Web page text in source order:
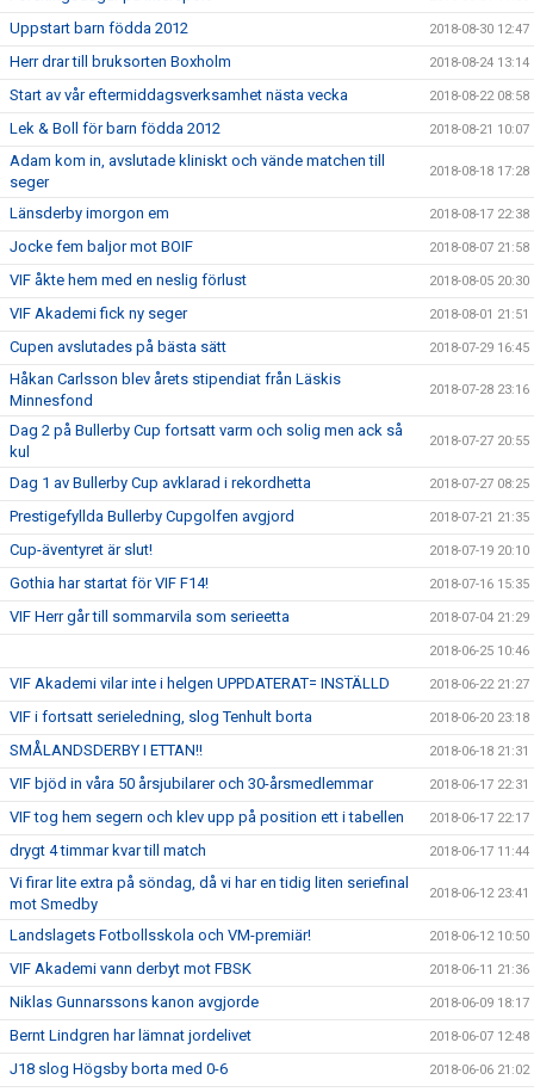
Uppstart barn födda 2012 2018-08-30 12:47
Herr drar till bruksorten Boxholm 2018-08-24 13:14
Start av vår eftermiddagsverksamhet nästa vecka 2018-08-22 08:58
Lek & Boll för barn födda 2012 2018-08-21 10:07
Adam kom in, avslutade kliniskt och vände matchen till
seger
2018-08-18 17:28
Länsderby imorgon em 2018-08-17 22:38
Jocke fem baljor mot BOIF 2018-08-07 21:58
VIF åkte hem med en neslig förlust 2018-08-05 20:30
VIF Akademi fick ny seger 2018-08-01 21:51
Cupen avslutades på bästa sätt 2018-07-29 16:45
Håkan Carlsson blev årets stipendiat från Läskis
Minnesfond
2018-07-28 23:16
Dag 2 på Bullerby Cup fortsatt varm och solig men ack så
kul
2018-07-27 20:55
Dag 1 av Bullerby Cup avklarad i rekordhetta 2018-07-27 08:25
Prestigefyllda Bullerby Cupgolfen avgjord 2018-07-21 21:35
Cup-äventyret är slut! 2018-07-19 20:10
Gothia har startat för VIF F14! 2018-07-16 15:35
VIF Herr går till sommarvila som serieetta 2018-07-04 21:29
2018-06-25 10:46
VIF Akademi vilar inte i helgen UPPDATERAT= INSTÄLLD 2018-06-22 21:27
VIF i fortsatt serieledning, slog Tenhult borta 2018-06-20 23:18
SMÅLANDSDERBY I ETTAN!! 2018-06-18 21:31
VIF bjöd in våra 50 årsjubilarer och 30-årsmedlemmar 2018-06-17 22:31
VIF tog hem segern och klev upp på position ett i tabellen 2018-06-17 22:17
drygt 4 timmar kvar till match 2018-06-17 11:44
Vi firar lite extra på söndag, då vi har en tidig liten seriefinal
mot Smedby
2018-06-12 23:41
Landslagets Fotbollsskola och VM-premiär! 2018-06-12 10:50
VIF Akademi vann derbyt mot FBSK 2018-06-11 21:36
Niklas Gunnarssons kanon avgjorde 2018-06-09 18:17
Bernt Lindgren har lämnat jordelivet 2018-06-07 12:48
J18 slog Högsby borta med 0-6 2018-06-06 21:02